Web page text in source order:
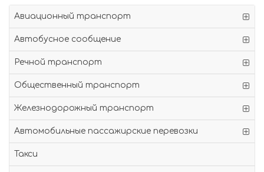
Авиационный транспорт
Автобусное сообщение
Речной транспорт
Общественный транспорт
Железнодорожный транспорт
Автомобильные пассажирские перевозки
Такси